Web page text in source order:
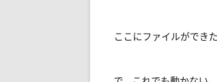
ここにファイルができた